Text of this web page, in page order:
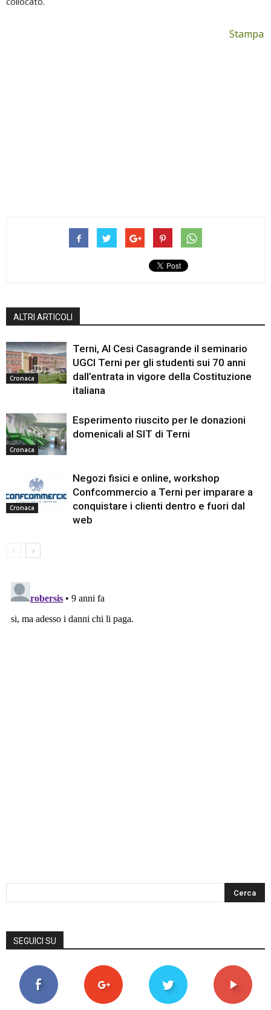
Stampa
ALTRI ARTICOLI
Cronaca
Terni, Al Cesi Casagrande il seminario
UGCI Terni per gli studenti sui 70 anni
dall’entrata in vigore della Costituzione
italiana
Cronaca
Esperimento riuscito per le donazioni
domenicali al SIT di Terni
Cronaca
Negozi fisici e online, workshop
Confcommercio a Terni per imparare a
conquistare i clienti dentro e fuori dal
web
SEGUICI SU